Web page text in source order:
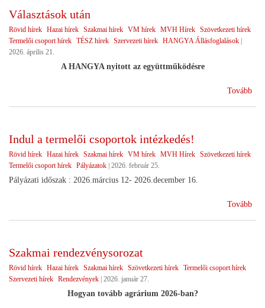
Választások után
Rövid hírek Hazai hírek Szakmai hírek VM hírek MVH Hírek Szövetkezeti hírek
Termelői csoport hírek TÉSZ hírek Szervezeti hírek HANGYA Állásfoglalások
2026. április 21.
A HANGYA nyitott az együttműködésre
Tovább
Indul a termelői csoportok intézkedés!
Rövid hírek Hazai hírek Szakmai hírek VM hírek MVH Hírek Szövetkezeti hírek
Termelői csoport hírek Pályázatok 2026. február 25.
Pályázati időszak : 2026.március 12- 2026.december 16.
Tovább
Szakmai rendezvénysorozat
Rövid hírek Hazai hírek Szakmai hírek Szövetkezeti hírek Termelői csoport hírek
Szervezeti hírek Rendezvények 2026. január 27.
Hogyan tovább agrárium 2026-ban?